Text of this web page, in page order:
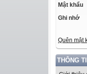
Mật khẩu
Ghi nhớ
Quên mật
THÔNG